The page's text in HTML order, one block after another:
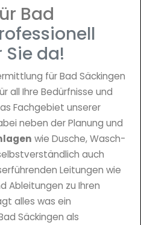
Bad
da!
für Bad Säckingen
all Ihre Bedürfnisse und
Fachgebiet unserer
neben der Planung und
wie Dusche, Wasch-
auch
Leitungen wie
Ableitungen zu Ihren
alles was ein
Säckingen als